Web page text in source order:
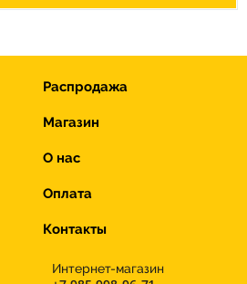
Распродажа
Магазин
О нас
Оплата
Контакты
Интернет-магазин